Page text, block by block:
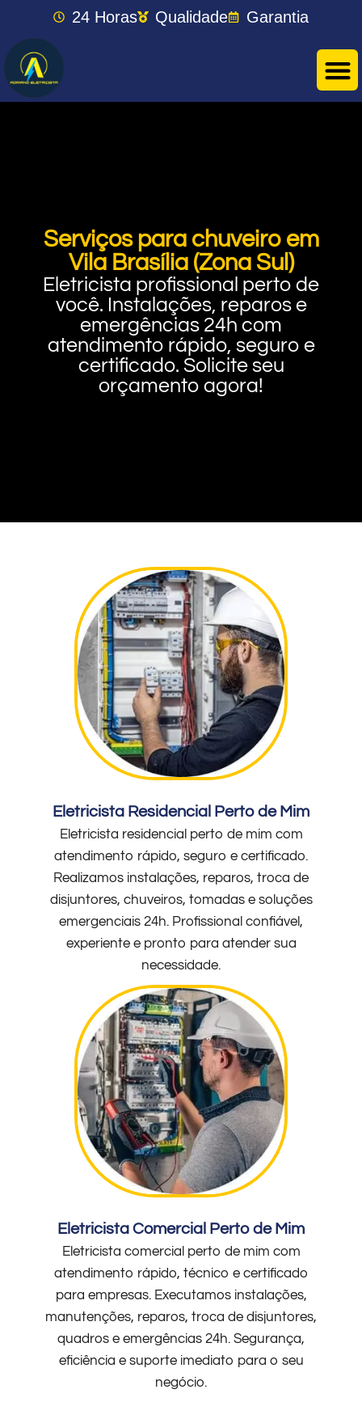
24 Horas Qualidade Garantia
Serviços para chuveiro em
Vila Brasília (Zona Sul)
Eletricista profissional perto de
você. Instalações, reparos e
emergências 24h com
atendimento rápido, seguro e
certificado. Solicite seu
orçamento agora!
Eletricista Residencial Perto de Mim
Eletricista residencial perto de mim com
atendimento rápido, seguro e certificado.
Realizamos instalações, reparos, troca de
disjuntores, chuveiros, tomadas e soluções
emergenciais 24h. Profissional confiável,
experiente e pronto para atender sua
necessidade.
Eletricista Comercial Perto de Mim
Eletricista comercial perto de mim com
atendimento rápido, técnico e certificado
para empresas. Executamos instalações,
manutenções, reparos, troca de disjuntores,
quadros e emergências 24h. Segurança,
eficiência e suporte imediato para o seu
negócio.